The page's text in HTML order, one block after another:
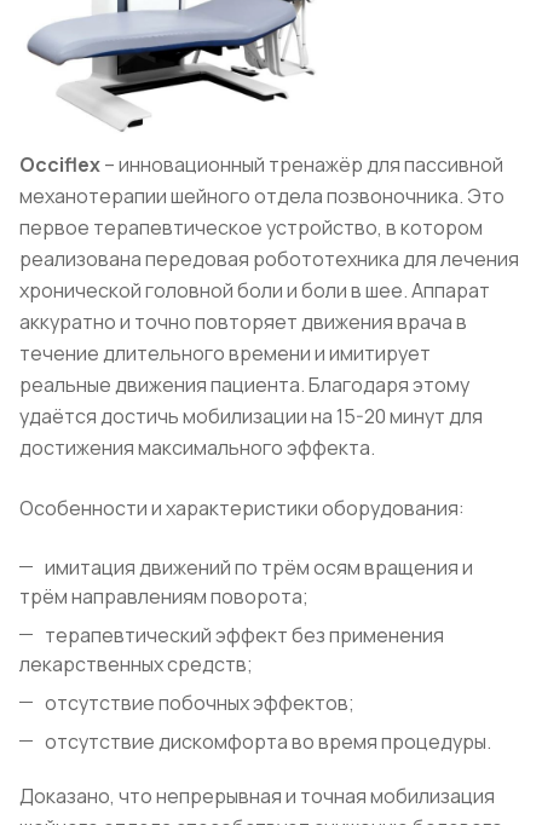
Occiflex– инновационный тренажёр для пассивной
механотерапии шейного отдела позвоночника. Это
первое терапевтическое устройство, в котором
реализована передовая робототехника для лечения
хронической головной боли и боли в шее. Аппарат
аккуратно и точно повторяет движения врача в
течение длительного времени и имитирует
реальные движения пациента. Благодаря этому
удаётся достичь мобилизации на 15-20 минут для
достижения максимального эффекта.
Особенности и характеристики оборудования:
имитация движений по трём осям вращения и
трём направлениям поворота;
терапевтический эффект без применения
лекарственных средств;
отсутствие побочных эффектов;
отсутствие дискомфорта во время процедуры.
Доказано, что непрерывная и точная мобилизация